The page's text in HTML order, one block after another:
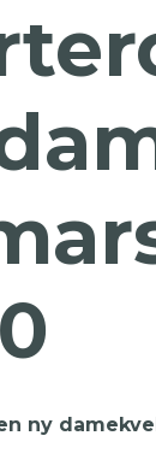
ny